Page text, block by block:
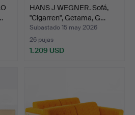
HANS J WEGNER. Sofá,
"Cigarren", Getama, G…
Subastado 15 may 2026
26 pujas
1.209 USD